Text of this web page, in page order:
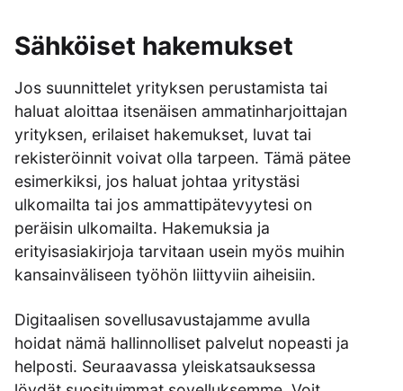
Sähköiset hakemukset
Jos suunnittelet yrityksen perustamista tai
haluat aloittaa itsenäisen ammatinharjoittajan
yrityksen, erilaiset hakemukset, luvat tai
rekisteröinnit voivat olla tarpeen. Tämä pätee
esimerkiksi, jos haluat johtaa yritystäsi
ulkomailta tai jos ammattipätevyytesi on
peräisin ulkomailta. Hakemuksia ja
erityisasiakirjoja tarvitaan usein myös muihin
kansainväliseen työhön liittyviin aiheisiin.
Digitaalisen sovellusavustajamme avulla
hoidat nämä hallinnolliset palvelut nopeasti ja
helposti. Seuraavassa yleiskatsauksessa